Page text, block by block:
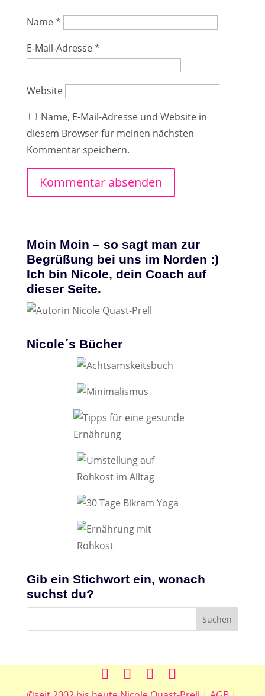
Name*
E-Mail-Adresse*
Website
Name, E-Mail-Adresse und Website in
diesem Browser für meinen nächsten
Kommentar speichern.
Moin Moin – so sagt man zur
Begrüßung bei uns im Norden :)
Ich bin Nicole, dein Coach auf
dieser Seite.
Nicole´s Bücher
Gib ein Stichwort ein, wonach
suchst du?